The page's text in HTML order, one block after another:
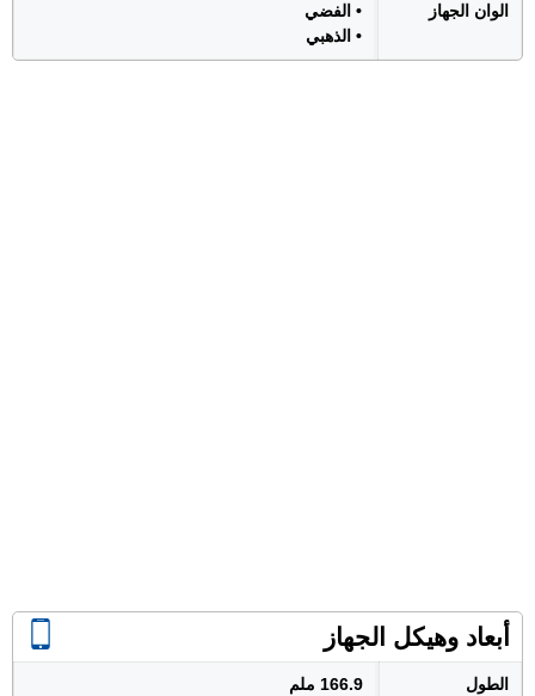
الوان الجهاز
• الفضي
• الذهبي
أبعاد وهيكل الجهاز
الطول 166.9 ملم